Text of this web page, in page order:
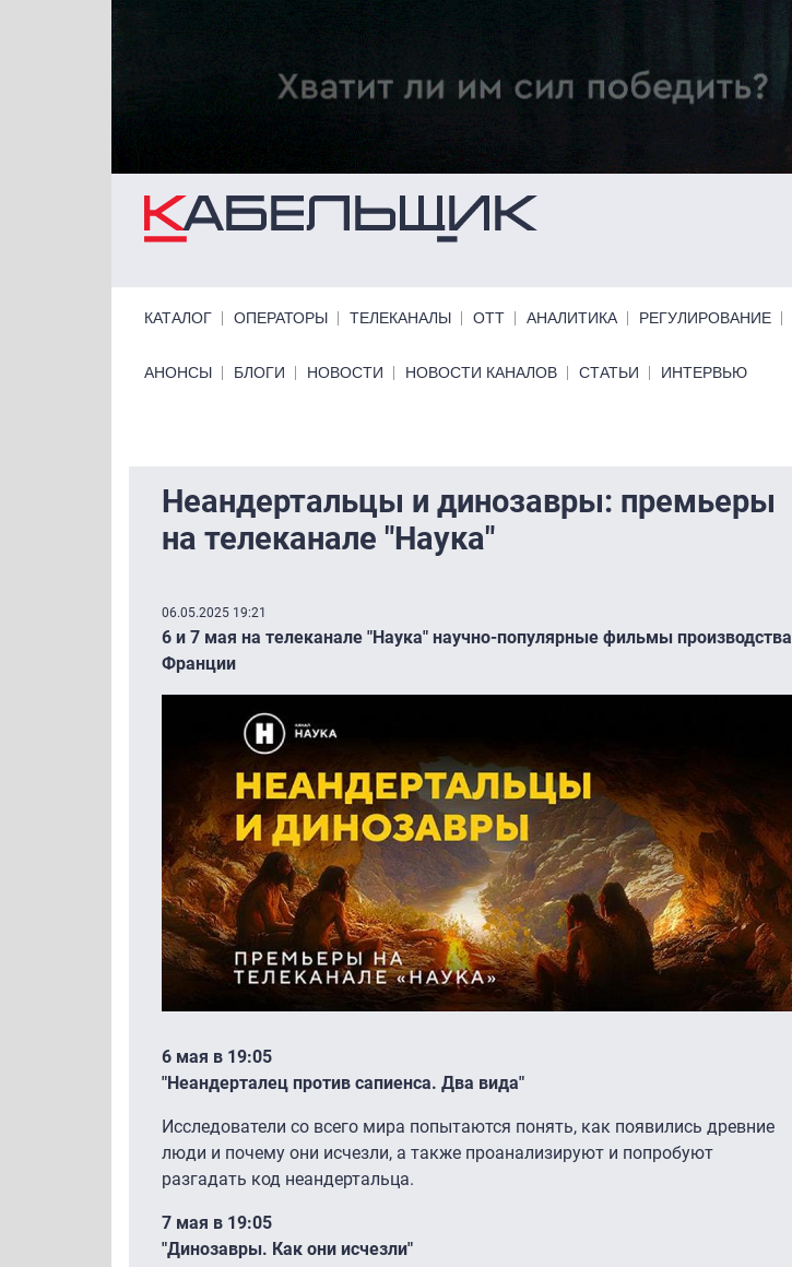
Перейти к основному содержанию
КАТАЛОГ ОПЕРАТОРЫ ТЕЛЕКАНАЛЫ ОТТ АНАЛИТИКА РЕГУЛИРОВАНИЕ
Primary links bottom
АНОНСЫ БЛОГИ НОВОСТИ НОВОСТИ КАНАЛОВ СТАТЬИ ИНТЕРВЬЮ
Неандертальцы и динозавры: премьеры
на телеканале "Наука"
06.05.2025 19:21
6 и 7 мая на телеканале "Наука" научно-популярные фильмы производства
Франции
6 мая в 19:05
"Неандерталец против сапиенса. Два вида"
Исследователи со всего мира попытаются понять, как появились древние
люди и почему они исчезли, а также проанализируют и попробуют
разгадать код неандертальца.
7 мая в 19:05
"Динозавры. Как они исчезли"